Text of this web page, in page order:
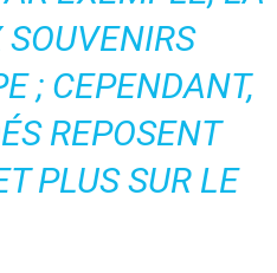
; CEPENDANT,
REPOSENT
PLUS SUR LE